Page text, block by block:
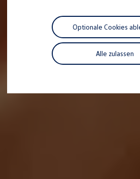
Motorenöl und
Räder und Reifen
Pannen- und Unfallhilfe
Economy Service
Volkswagen Teile
Zubehör
Alle zulassen
Optionale Cookies